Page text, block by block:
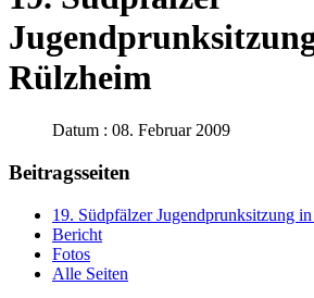
Rülzheim
Datum : 08. Februar 2009
Beitragsseiten
19. Südpfälzer Jugendprunksitzung
Bericht
Fotos
Alle Seiten